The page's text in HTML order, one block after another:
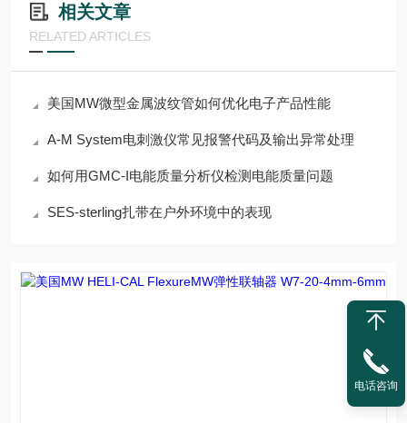
相关文章
RELATED ARTICLES
美国MW微型金属波纹管如何优化电子产品性能
A-M System电刺激仪常见报警代码及输出异常处理
如何用GMC-I电能质量分析仪检测电能质量问题
SES-sterling扎带在户外环境中的表现
电话咨询